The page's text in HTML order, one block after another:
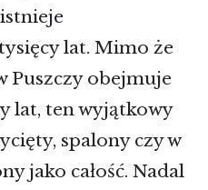
lat. Mimo że
Puszczy obejmuje
lat, ten wyjątkowy
spalony czy w
jako całość. Nadal